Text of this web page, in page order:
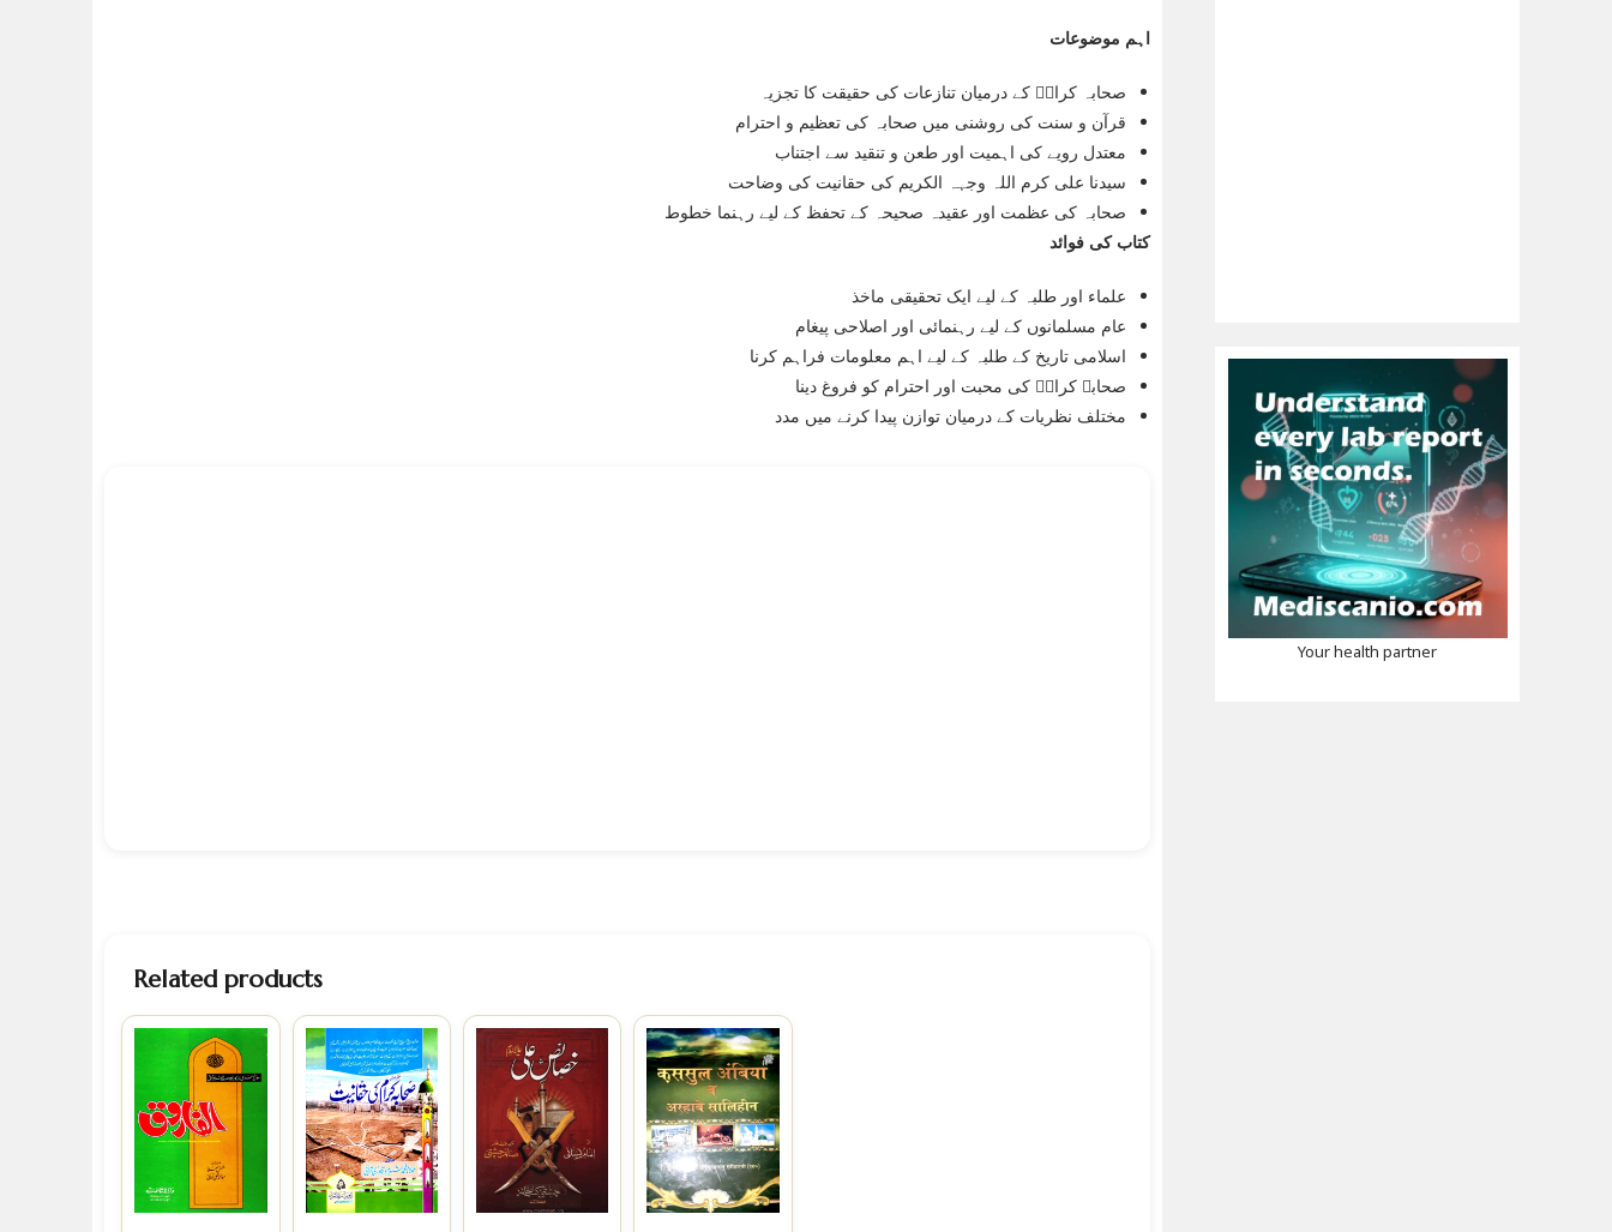
اہم موضوعات
صحابہ کرامؓ کے درمیان تنازعات کی حقیقت کا تجزیہ
قرآن و سنت کی روشنی میں صحابہ کی تعظیم و احترام
معتدل رویے کی اہمیت اور طعن و تنقید سے اجتناب
سیدنا علی کرم اللہ وجہہ الکریم کی حقانیت کی وضاحت
صحابہ کی عظمت اور عقیدہ صحیحہ کے تحفظ کے لیے رہنما خطوط
کتاب کی فوائد
علماء اور طلبہ کے لیے ایک تحقیقی ماخذ
عام مسلمانوں کے لیے رہنمائی اور اصلاحی پیغام
اسلامی تاریخ کے طلبہ کے لیے اہم معلومات فراہم کرنا
صحابہ کرامؓ کی محبت اور احترام کو فروغ دینا
مختلف نظریات کے درمیان توازن پیدا کرنے میں مدد
Related products
Your health partner